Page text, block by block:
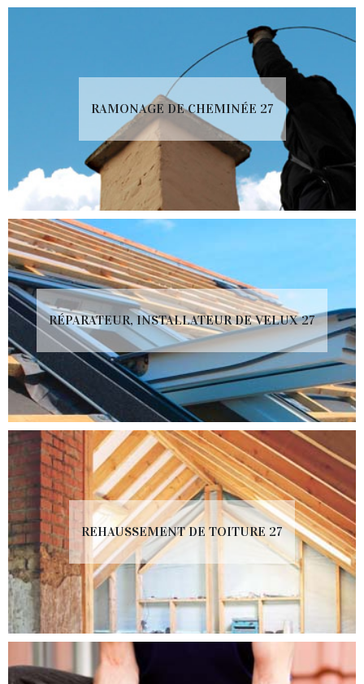
RAMONAGE DE CHEMINÉE 27
RÉPARATEUR, INSTALLATEUR DE VELUX 27
REHAUSSEMENT DE TOITURE 27